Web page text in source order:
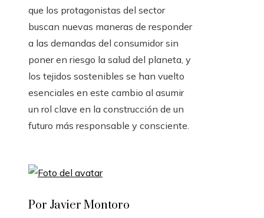
que los protagonistas del sector
buscan nuevas maneras de responder
a las demandas del consumidor sin
poner en riesgo la salud del planeta, y
los tejidos sostenibles se han vuelto
esenciales en este cambio al asumir
un rol clave en la construcción de un
futuro más responsable y consciente.
Por Javier Montoro